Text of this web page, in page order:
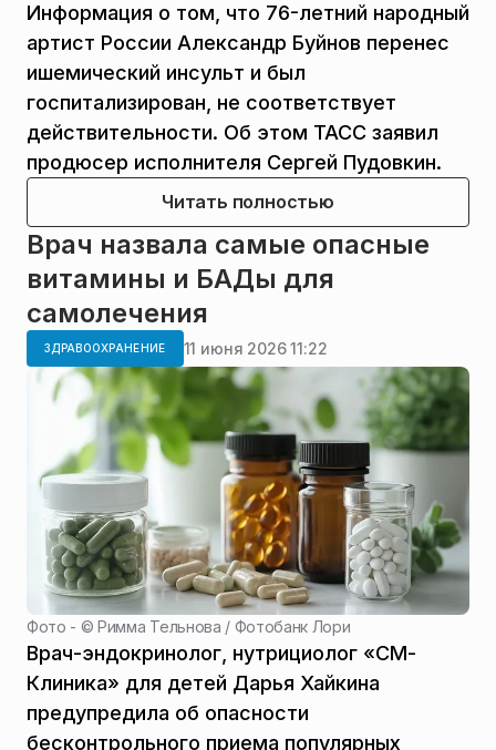
Информация о том, что 76-летний народный
артист России Александр Буйнов перенес
ишемический инсульт и был
госпитализирован, не соответствует
действительности. Об этом ТАСС заявил
продюсер исполнителя Сергей Пудовкин.
Читать полностью
Врач назвала самые опасные
витамины и БАДы для
самолечения
ЗДРАВООХРАНЕНИЕ 11 июня 2026 11:22
Фото - ©Римма Тельнова / Фотобанк Лори
Врач-эндокринолог, нутрициолог «СМ-
Клиника» для детей Дарья Хайкина
предупредила об опасности
бесконтрольного приема популярных